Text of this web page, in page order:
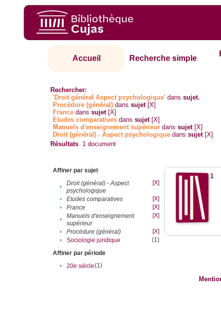
Accueil Recherche simple
Rechercher:
'Droit général Aspect psychologique' danssujet.
Procédure (général) danssujet [X]
France danssujet [X]
Etudes comparatives danssujet [X]
Manuels d'enseignement supérieur danssujet [X]
Droit (général) - Aspect psychologique danssujet [X]
Résultats 1 document
Affiner par sujet
•
Droit (général) - Aspect
psychologique
[X]
• Etudes comparatives
[X]
•
France
[X]
•
Manuels d'enseignement
supérieur
[X]
• Procédure (général)
[X]
•
Sociologie juridique
(1)
Affiner par période
•
20e siècle(1)
1